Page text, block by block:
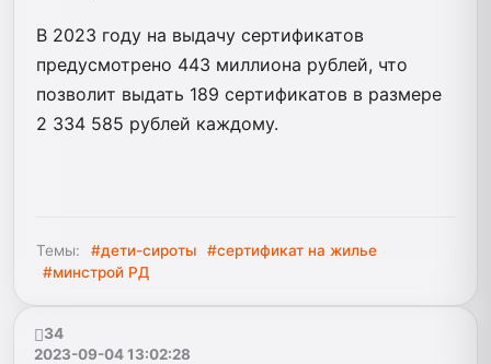
В 2023 году на выдачу сертификатов
предусмотрено 443 миллиона рублей, что
позволит выдать 189 сертификатов в размере
2 334 585 рублей каждому.
Темы: #дети-сироты
#сертификат на жилье
#минстрой РД
34
2023-09-04 13:02:28